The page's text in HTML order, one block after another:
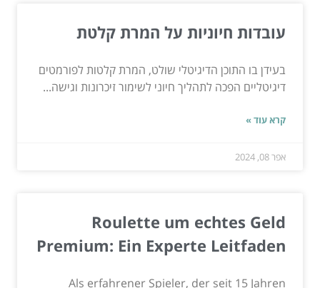
עובדות חיוניות על המרת קלטת
בעידן בו התוכן הדיגיטלי שולט, המרת קלטות לפורמטים
דיגיטליים הפכה לתהליך חיוני לשימור זיכרונות וגישה...
קרא עוד »
אפר 08, 2024
Roulette um echtes Geld
Premium: Ein Experte Leitfaden
Als erfahrener Spieler, der seit 15 Jahren